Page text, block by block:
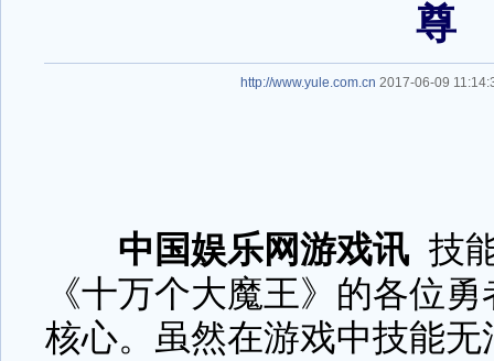
尊
http://www.yule.com.cn 2017-06-09
中国娱乐网游戏讯 技
《十万个大魔王》的各位
核心。虽然在游戏中技能